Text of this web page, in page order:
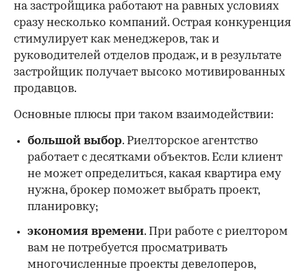
на застройщика работают на равных условиях
сразу несколько компаний. Острая конкуренция
стимулирует как менеджеров, так и
руководителей отделов продаж, и в результате
застройщик получает высоко мотивированных
продавцов.
Основные плюсы при таком взаимодействии:
большой выбор. Риелторское агентство
работает с десятками объектов. Если клиент
не может определиться, какая квартира ему
нужна, брокер поможет выбрать проект,
планировку;
экономия времени. При работе с риелтором
вам не потребуется просматривать
многочисленные проекты девелоперов,